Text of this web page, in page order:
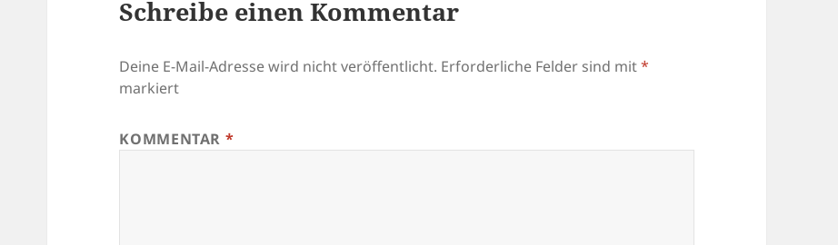
Schreibe einen Kommentar
Deine E-Mail-Adresse wird nicht veröffentlicht. Erforderliche Felder sind mit*
markiert
KOMMENTAR *